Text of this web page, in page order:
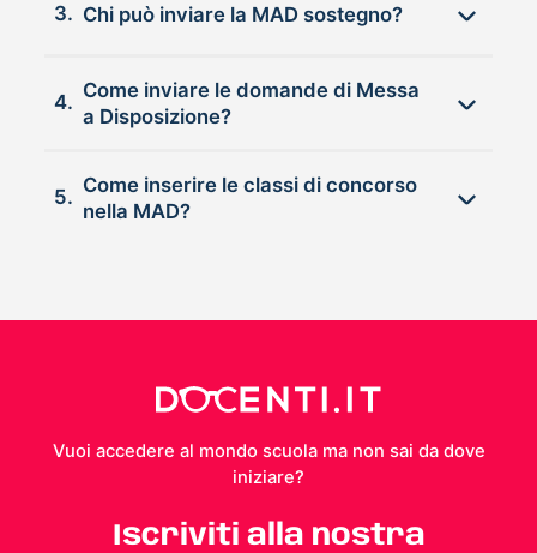
3. Chi può inviare la MAD sostegno?
4.
Come inviare le domande di Messa
a Disposizione?
5.
Come inserire le classi di concorso
nella MAD?
Vuoi accedere al mondo scuola ma non sai da dove
iniziare?
Iscriviti alla nostra